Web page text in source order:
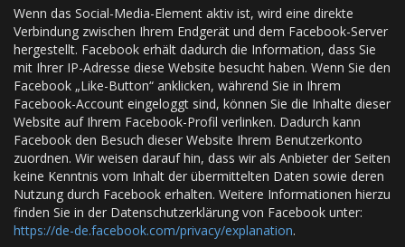
Wenn das Social-Media-Element aktiv ist, wird eine direkte
Verbindung zwischen Ihrem Endgerät und dem Facebook-Server
hergestellt. Facebook erhält dadurch die Information, dass Sie
mit Ihrer IP-Adresse diese Website besucht haben. Wenn Sie den
Facebook „Like-Button“ anklicken, während Sie in Ihrem
Facebook-Account eingeloggt sind, können Sie die Inhalte dieser
Website auf Ihrem Facebook-Profil verlinken. Dadurch kann
Facebook den Besuch dieser Website Ihrem Benutzerkonto
zuordnen. Wir weisen darauf hin, dass wir als Anbieter der Seiten
keine Kenntnis vom Inhalt der übermittelten Daten sowie deren
Nutzung durch Facebook erhalten. Weitere Informationen hierzu
finden Sie in der Datenschutzerklärung von Facebook unter:
https://de-de.facebook.com/privacy/explanation.